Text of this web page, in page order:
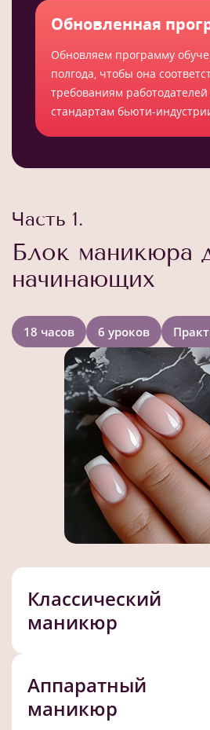
Обновленная
Обновляем программу
полгода, чтобы она
требованиям работодателей
стандартам бьюти-
Часть 1.
Блок маникюра
начинающих
18 часов 6 уроков
Классический
маникюр
Аппаратный
маникюр